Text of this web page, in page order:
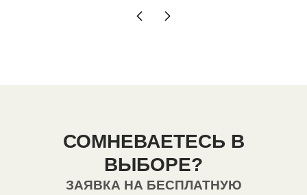
СОМНЕВАЕТЕСЬ В
ВЫБОРЕ?
ЗАЯВКА НА БЕСПЛАТНУЮ